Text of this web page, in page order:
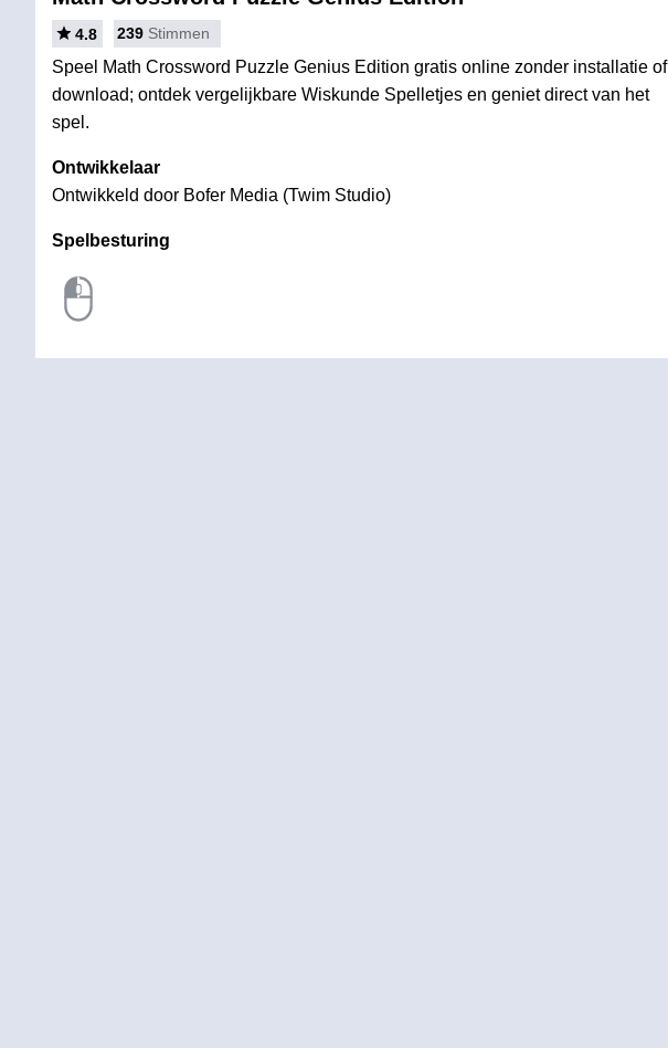
4.8 239 Stimmen
Speel Math Crossword Puzzle Genius Edition gratis online zonder installatie of
download; ontdek vergelijkbare Wiskunde Spelletjes en geniet direct van het
spel.
Ontwikkelaar
Ontwikkeld door Bofer Media (Twim Studio)
Spelbesturing